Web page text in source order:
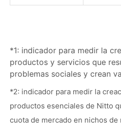
*1: indicador para medir la
productos y servicios que
problemas sociales y crean
*2: indicador para medir la
productos esenciales de Nitto
cuota de mercado en nichos de